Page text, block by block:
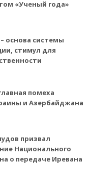
«Ученый года»
основа системы
стимул для
помеха
и Азербайджана
призвал
Национального
о передаче Иревана